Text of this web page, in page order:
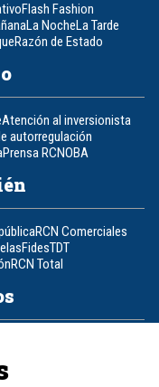
Flash Fashion
La NocheLa Tarde
Razón de Estado
Atención al inversionista
autorregulación
Prensa RCNOBA
RCN Comerciales
FidesTDT
RCN Total